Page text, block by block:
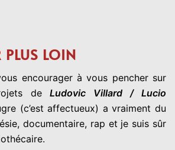
PLUS LOIN
encourager à vous pencher sur
deLudovic Villard / Lucio
(c’est affectueux) a vraiment du
documentaire, rap et je suis sûr